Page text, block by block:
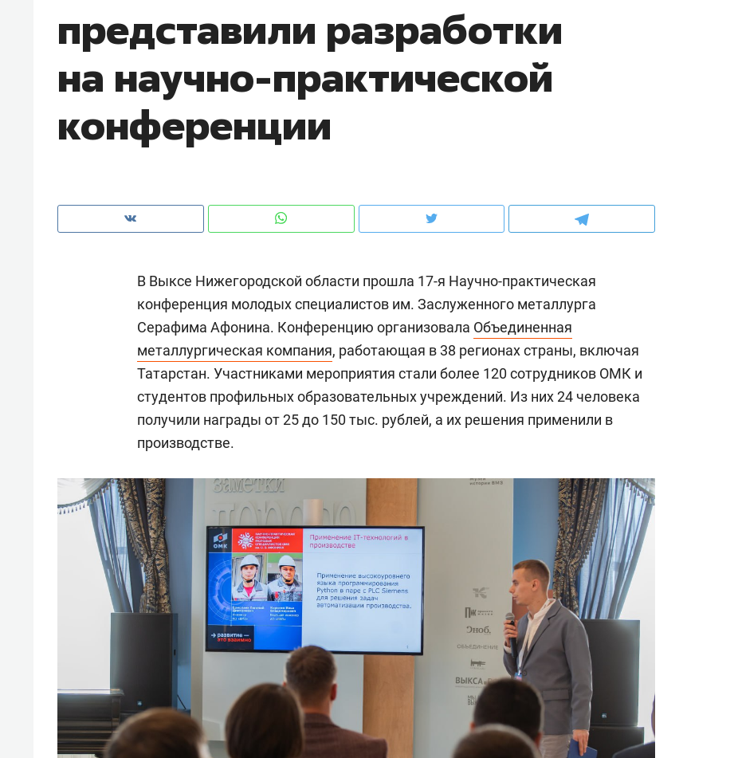
представили разработки
на научно-практической
конференции
В Выксе Нижегородской области прошла 17-я Научно-практическая
конференция молодых специалистов им. Заслуженного металлурга
Серафима Афонина. Конференцию организовала Объединенная
металлургическая компания, работающая в 38 регионах страны, включая
Татарстан. Участниками мероприятия стали более 120 сотрудников ОМК и
студентов профильных образовательных учреждений. Из них 24 человека
получили награды от 25 до 150 тыс. рублей, а их решения применили в
производстве.
чем интересен Оман?
о трехкратном росте цен, дотошных
клиентах и чудных запросах мастеров
Рекомендуем
Как ГК «МИР ГРУПП» и ВТБ
создают оазис жилого
комфорта под Казанью
Рекомендуем
150 камер до квартиры и Face
ID вместо ключа: какой будет
безопасность в ЖК «Нова»
Рекомендуем
Опыт выживания в дикой
природе, работа
с ментальным и физическим
состоянием как основа
антихрупких команд